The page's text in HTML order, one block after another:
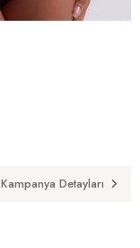
Kampanya Detayları